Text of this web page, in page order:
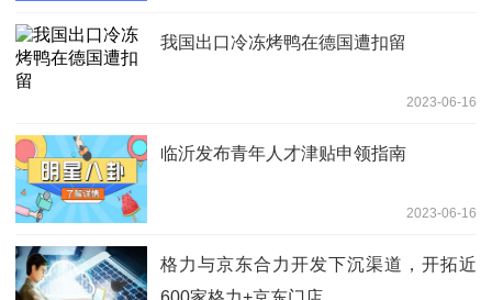
我国出口冷冻烤鸭在德国遭扣留
2023-06-16
临沂发布青年人才津贴申领指南
2023-06-16
格力与京东合力开发下沉渠道，开拓近